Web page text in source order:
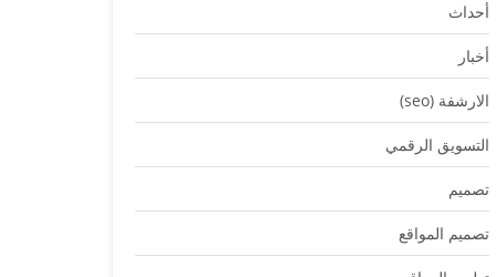
أحداث
أخبار
الارشفة (seo)
التسويق الرقمي
تصميم
تصميم المواقع